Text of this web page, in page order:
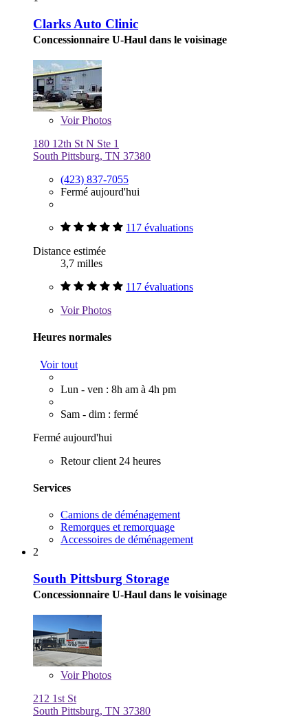
Clarks Auto Clinic
Concessionnaire U-Haul dans le voisinage
VoirPhotos
180 12th St N Ste 1
South Pittsburg, TN 37380
(423) 837-7055
Fermé aujourd'hui
117 évaluations
Distance estimée
3,7 milles
117 évaluations
VoirPhotos
Heures normales
Voir tout
Lun - ven : 8h am à 4h pm
Sam - dim : fermé
Fermé aujourd'hui
Retour client 24 heures
Services
Camions de déménagement
Remorques et remorquage
Accessoires de déménagement
2
South Pittsburg Storage
Concessionnaire U-Haul dans le voisinage
VoirPhotos
212 1st St
South Pittsburg, TN 37380